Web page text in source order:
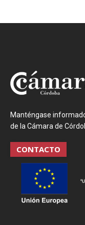
Manténgase
de la Cámara de
CONTACTO